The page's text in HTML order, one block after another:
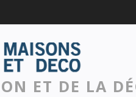
ET DE LA